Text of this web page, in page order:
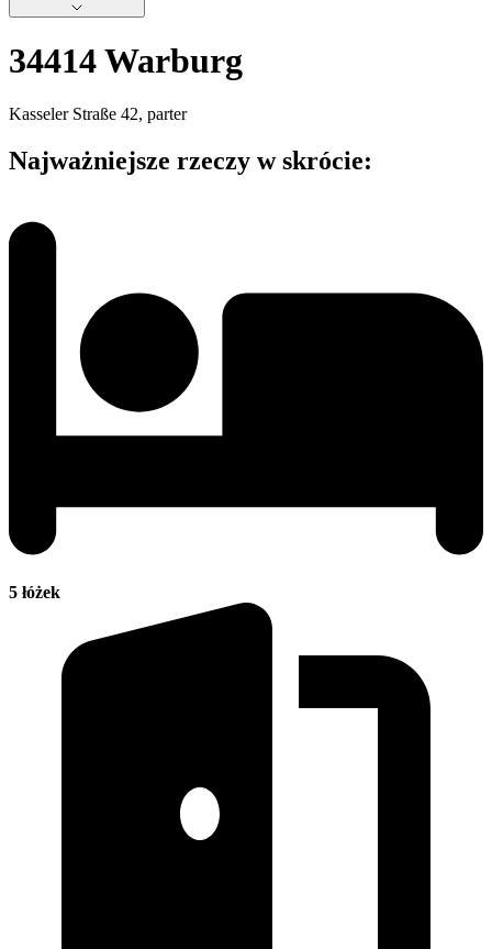
34414 Warburg
Kasseler Straße 42, parter
Najważniejsze rzeczy w skrócie:
5 łóżek